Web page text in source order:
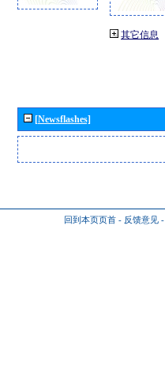
其它信息
[Newsflashes]
回到本页页首 - 反馈意见 -